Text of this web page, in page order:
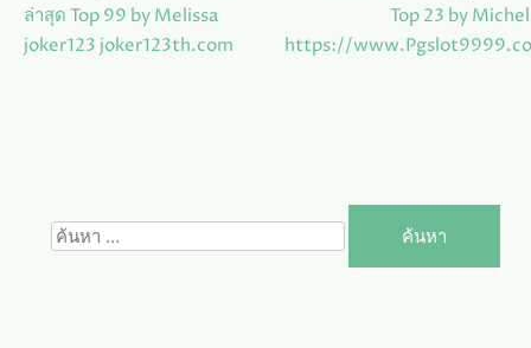
ล่าสุด Top 99 by Melissa
joker123 joker123th.com
Top 23 by
https://www.Pgslot9999.co
ค้นหา
สำหรับ: